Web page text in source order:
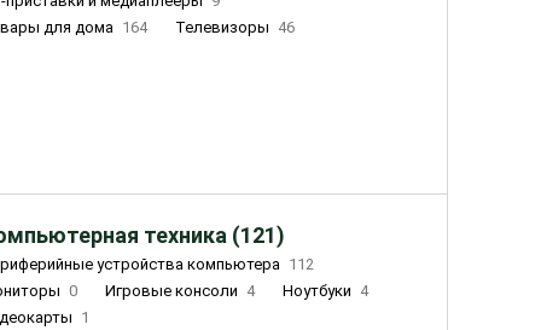
для дома 164 Телевизоры 46
техника (121)
устройства компьютера 112
0 Игровые консоли 4 Ноутбуки 4
1